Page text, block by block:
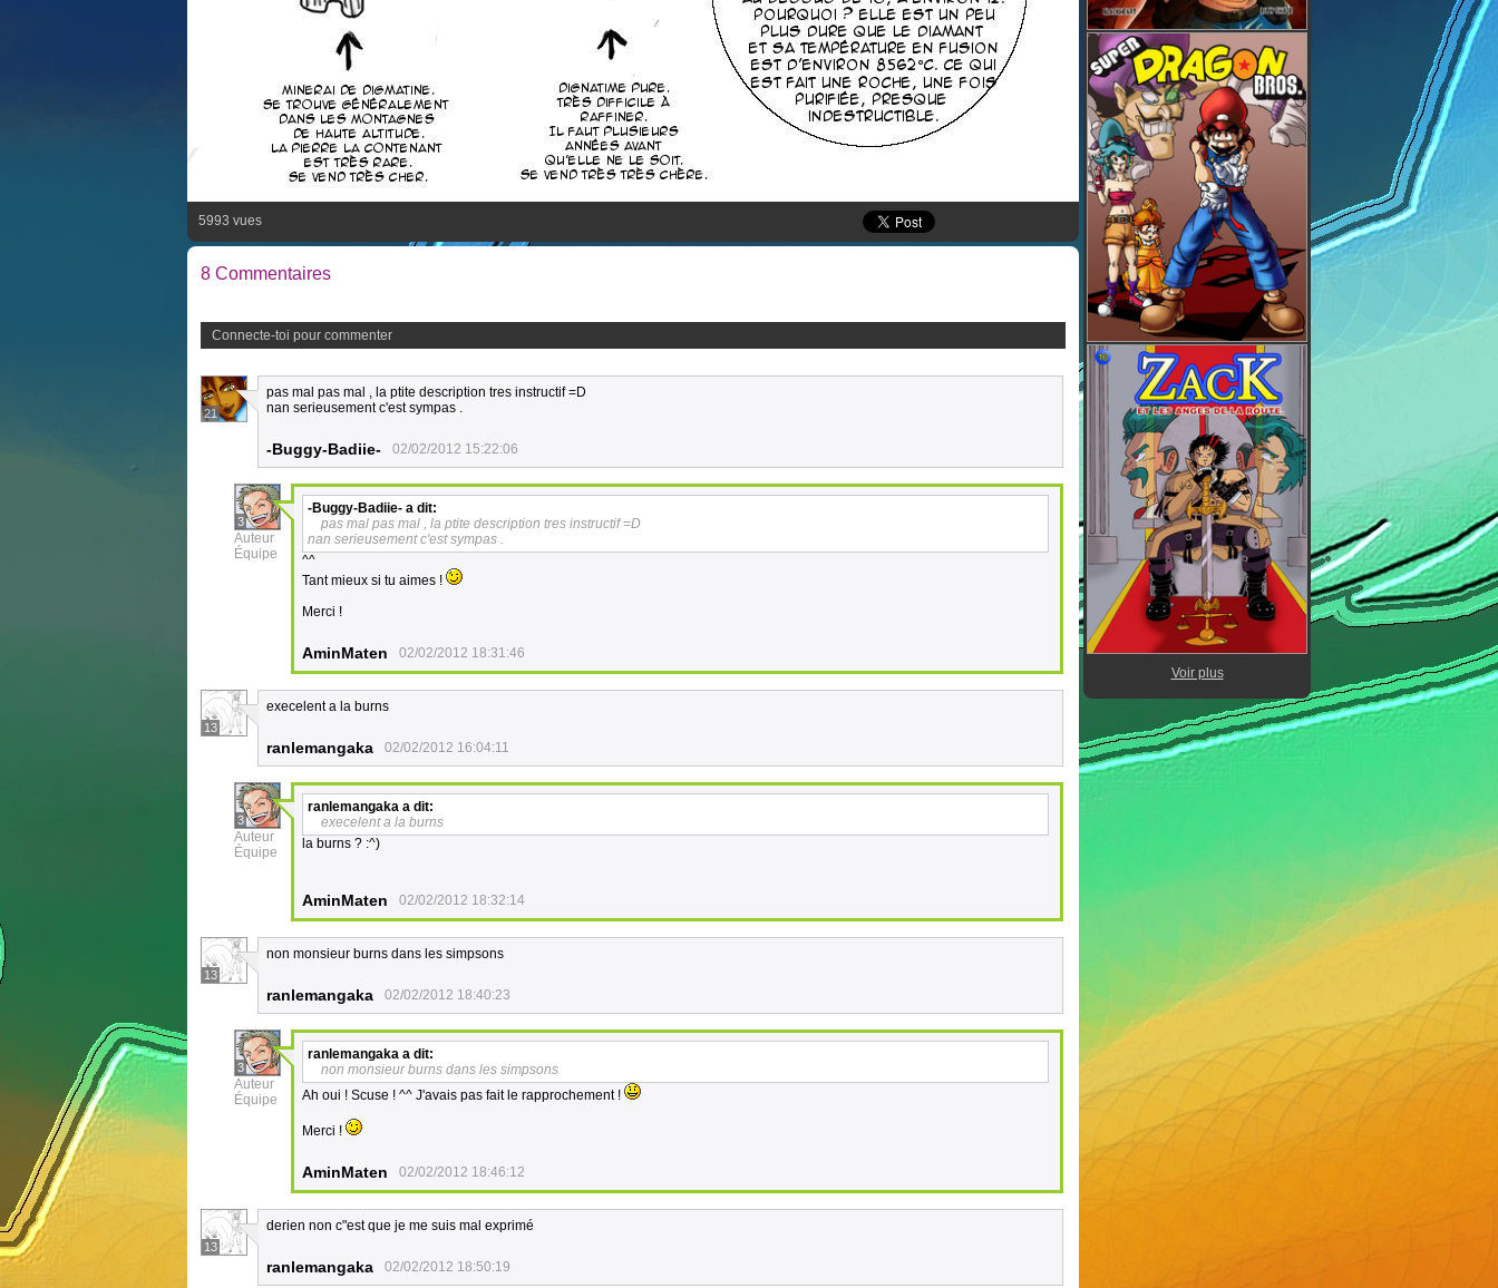
5993 vues
8 Commentaires
Connecte-toi pour commenter
21
pas mal pas mal , la ptite description tres instructif =D
nan serieusement c'est sympas .
-Buggy-Badiie- 02/02/2012 15:22:06
3
Auteur
Équipe
-Buggy-Badiie- a dit:
pas mal pas mal , la ptite description tres instructif =D
nan serieusement c'est sympas .
^^
Tant mieux si tu aimes !
Merci !
AminMaten 02/02/2012 18:31:46
13
execelent a la burns
ranlemangaka 02/02/2012 16:04:11
3
Auteur
Équipe
ranlemangaka a dit:
execelent a la burns
la burns ? :^)
AminMaten 02/02/2012 18:32:14
13
non monsieur burns dans les simpsons
ranlemangaka 02/02/2012 18:40:23
3
Auteur
Équipe
ranlemangaka a dit:
non monsieur burns dans les simpsons
Ah oui ! Scuse ! ^^ J'avais pas fait le rapprochement !
Merci !
AminMaten 02/02/2012 18:46:12
13
derien non c"est que je me suis mal exprimé
ranlemangaka 02/02/2012 18:50:19
Voir plus